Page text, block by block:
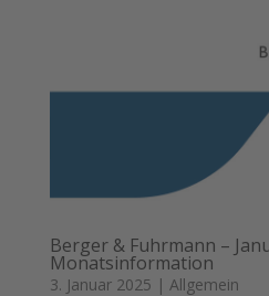
Berger & Fuhrmann –
Monatsinformation
3. Januar 2025 | Allgemein